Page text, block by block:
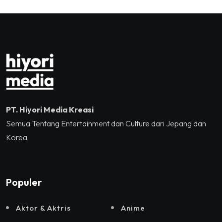
Jakarta, Mataloka Live,
PT. Hiyori Media Kreasi
Semua Tentang Entertainment dan Culture dari Jepang dan
Korea
Populer
Aktor & Aktris Anime